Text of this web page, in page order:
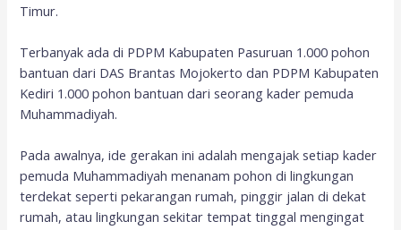
Timur.
Terbanyak ada di PDPM Kabupaten Pasuruan 1.000 pohon
bantuan dari DAS Brantas Mojokerto dan PDPM Kabupaten
Kediri 1.000 pohon bantuan dari seorang kader pemuda
Muhammadiyah.
Pada awalnya, ide gerakan ini adalah mengajak setiap kader
pemuda Muhammadiyah menanam pohon di lingkungan
terdekat seperti pekarangan rumah, pinggir jalan di dekat
rumah, atau lingkungan sekitar tempat tinggal mengingat